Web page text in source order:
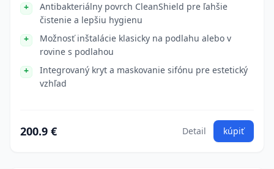
Antibakteriálny povrch CleanShield pre ľahšie
čistenie a lepšiu hygienu
Možnosť inštalácie klasicky na podlahu alebo v
rovine s podlahou
Integrovaný kryt a maskovanie sifónu pre estetický
vzhľad
200.9 € Detail kúpiť